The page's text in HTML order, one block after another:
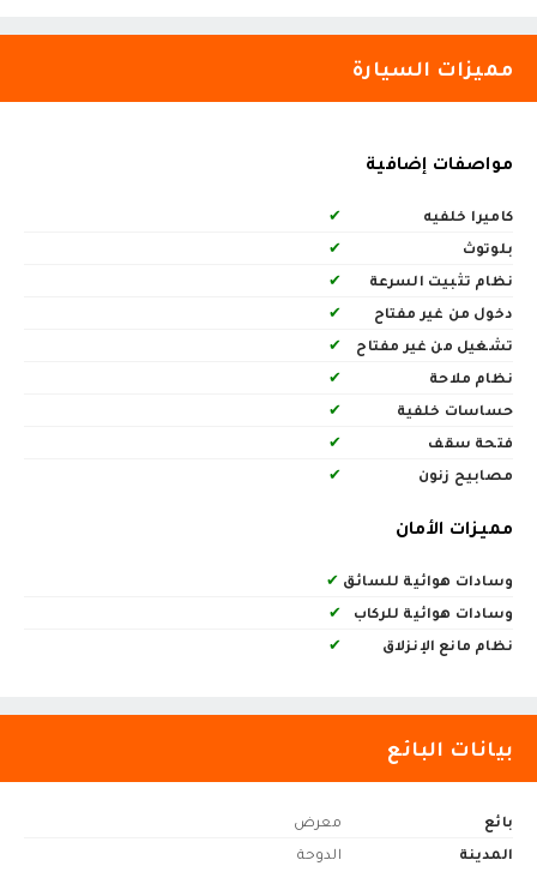
مميزات السيارة
مواصفات إضافية
كاميرا خلفيه
✔
بلوتوث
✔
نظام تثبيت السرعة
✔
دخول من غير مفتاح
✔
تشغيل من غير مفتاح
✔
نظام ملاحة
✔
حساسات خلفية
✔
فتحة سقف
✔
مصابيح زنون
✔
مميزات الأمان
وسادات هوائية للسائق ✔
وسادات هوائية للركاب
✔
نظام مانع الإنزلاق
✔
بيانات البائع
بائع
معرض
المدينة
الدوحة